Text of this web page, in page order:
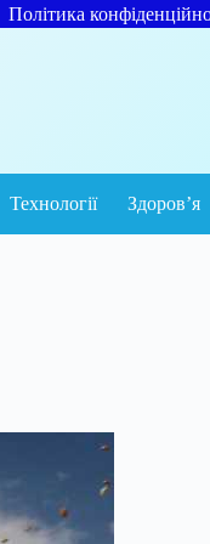
Політика
Технології Здоров’я